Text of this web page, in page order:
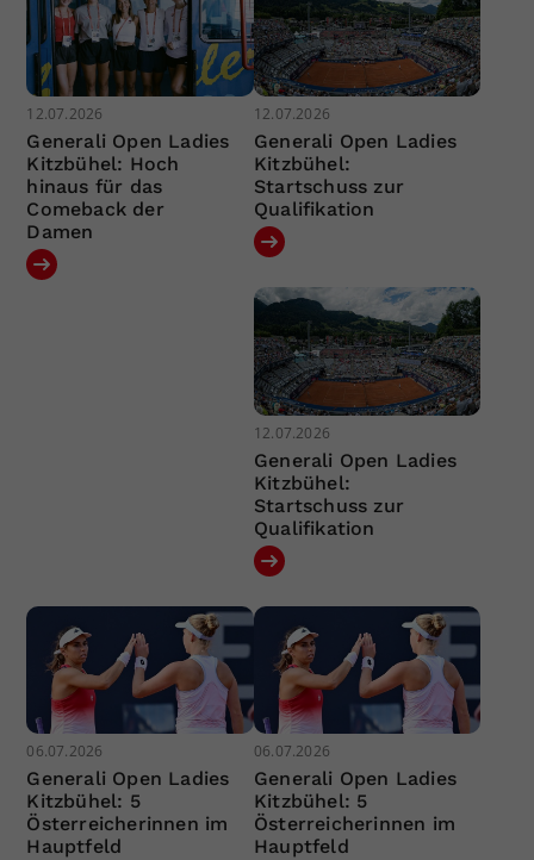
12.07.2026
Generali Open Ladies
Kitzbühel: Hoch
hinaus für das
Comeback der
Damen
12.07.2026
Generali Open Ladies
Kitzbühel:
Startschuss zur
Qualifikation
12.07.2026
Generali Open Ladies
Kitzbühel:
Startschuss zur
Qualifikation
06.07.2026
Generali Open Ladies
Kitzbühel: 5
Österreicherinnen im
Hauptfeld
06.07.2026
Generali Open Ladies
Kitzbühel: 5
Österreicherinnen im
Hauptfeld